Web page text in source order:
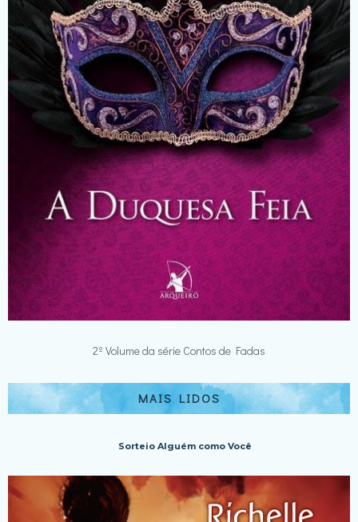
2º Volume da série Contos de Fadas
MAIS LIDOS
Sorteio Alguém como Você